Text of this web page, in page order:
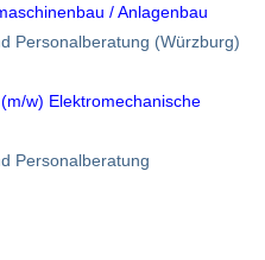
/ Anlagenbau
Personalberatung (Würzburg)
w) Elektromechanische
Personalberatung